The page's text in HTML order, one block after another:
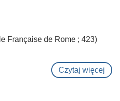
Française de Rome ; 423)
Czytaj więcej